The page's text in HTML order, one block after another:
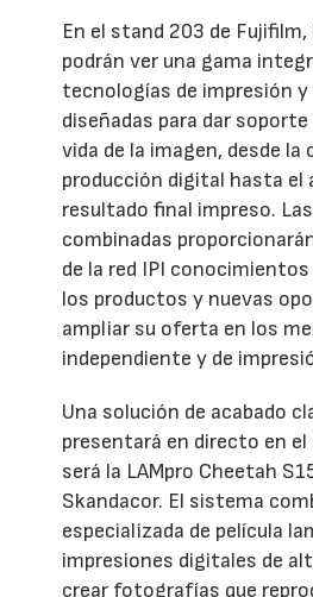
En el stand 203 de
podrán ver una gama
tecnologías de impresión y
diseñadas para dar
vida de la imagen, desde la
producción digital hasta el
resultado final impreso.
combinadas
de la red IPI
los productos y nuevas
ampliar su oferta en los
independiente y de
Una solución de acabado
presentará en directo en
será la LAMpro Cheetah
Skandacor. El sistema
especializada de película
impresiones digitales de
crear fotografías que